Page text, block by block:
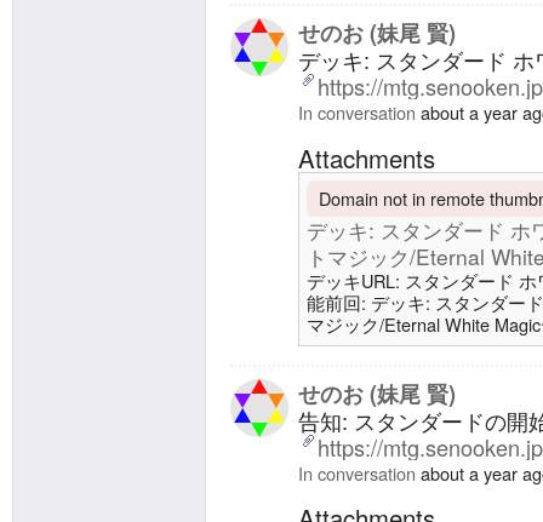
Sat60 メインデッ
せのお (妹尾 賢)
デッキ: スタンダード
https://
In conversation about a year
Attachments
Domain not in remote
デッキ: スタンダード
トマジック/Eternal
デッキURL: スタンダード
能前回: デッキ: スタンダー
マジック/Eternal White
ワイトデッキ製作者/Deck
Deck20 生物/Creature4 開拓
せのお (妹尾 賢)
告知: スタンダードの開
https://
In conversation about a year